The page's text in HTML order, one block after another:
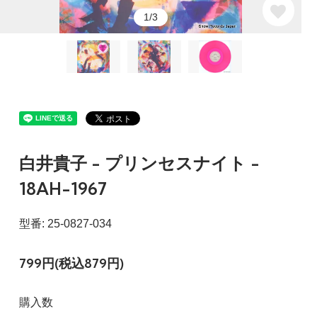
1/3
白井貴子 - プリンセスナイト -
18AH-1967
型番: 25-0827-034
799円(税込879円)
購入数